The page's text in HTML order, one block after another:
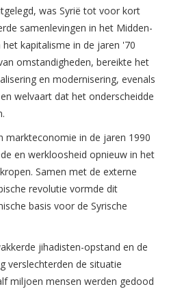
was Syrië tot voor kort
samenlevingen in het Midden-
kapitalisme in de jaren '70
omstandigheden, bereikte het
en modernisering, evenals
welvaart dat het onderscheidde
markteconomie in de jaren 1990
en werkloosheid opnieuw in het
Samen met de externe
revolutie vormde dit
basis voor de Syrische
jihadisten-opstand en de
verslechterden de situatie
miljoen mensen werden gedood